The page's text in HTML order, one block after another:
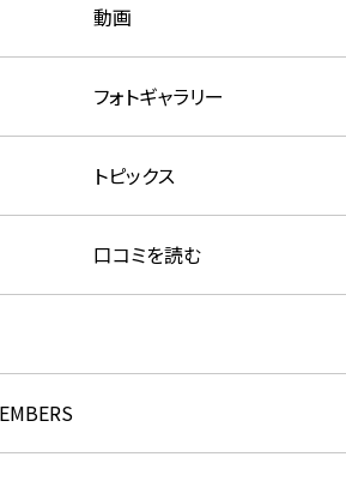
動画
フォトギャラリー
トピックス
口コミを読む